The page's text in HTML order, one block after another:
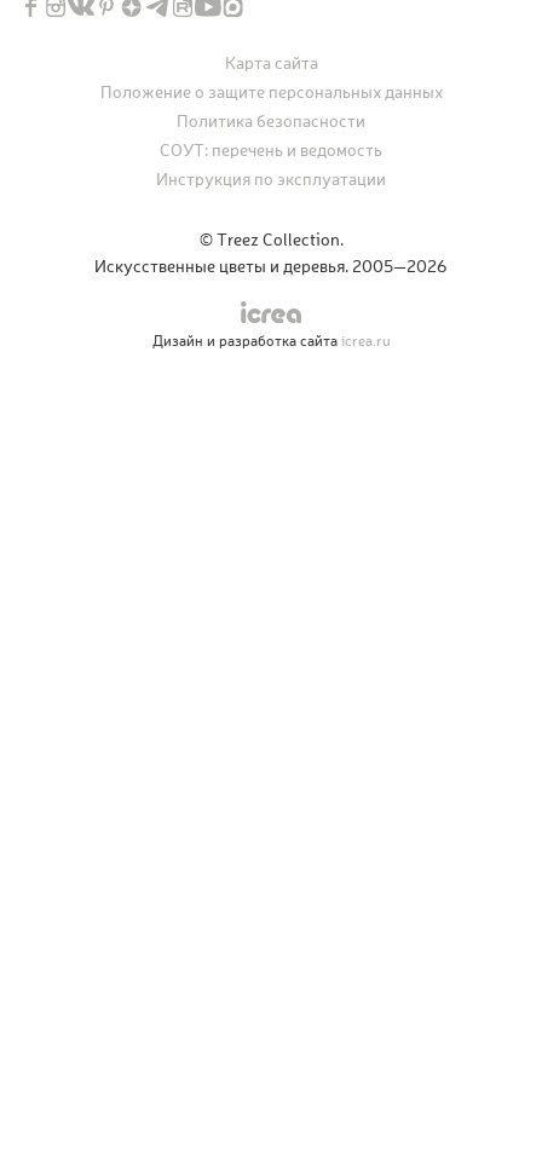
© Treez Collection.
Искусственные цветы и деревья. 2005—2026
Карта сайта
Положение о защите персональных данных
Политика безопасности
СОУТ: перечень и ведомость
Инструкция по эксплуатации
Дизайн и разработка сайтаicrea.ru